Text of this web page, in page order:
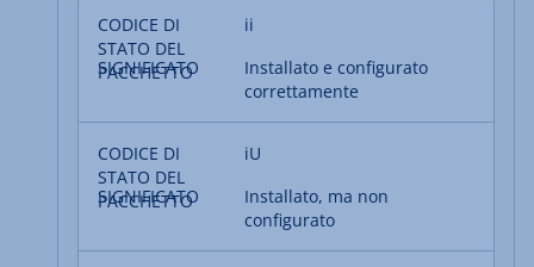
ii
Installato e configurato
correttamente
iU
Installato, ma non
configurato